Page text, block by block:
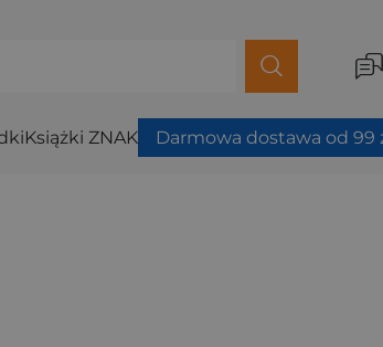
Książki ZNAK Darmowa dostawa od 99